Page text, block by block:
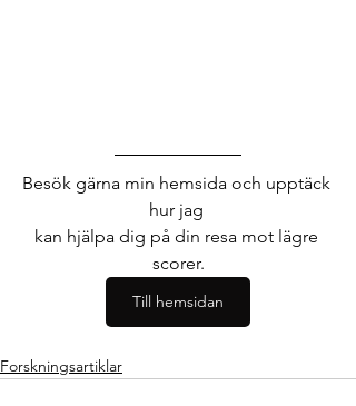
Besök gärna min hemsida och upptäck
hur jag
kan hjälpa dig på din resa mot lägre
scorer.
Till hemsidan
Forskningsartiklar